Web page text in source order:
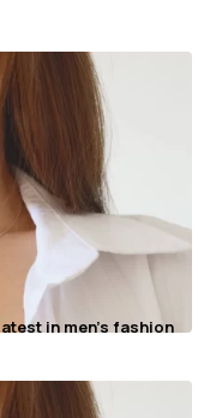
in men's fashion